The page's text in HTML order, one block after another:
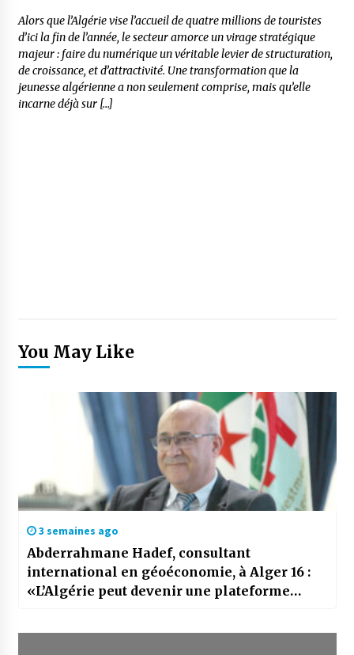
Alors que l’Algérie vise l’accueil de quatre millions de touristes
d’ici la fin de l’année, le secteur amorce un virage stratégique
majeur : faire du numérique un véritable levier de structuration,
de croissance, et d’attractivité. Une transformation que la
jeunesse algérienne a non seulement comprise, mais qu’elle
incarne déjà sur […]
You May Like
3 semaines ago
Abderrahmane Hadef, consultant
international en géoéconomie, à Alger 16 :
«L’Algérie peut devenir une plateforme